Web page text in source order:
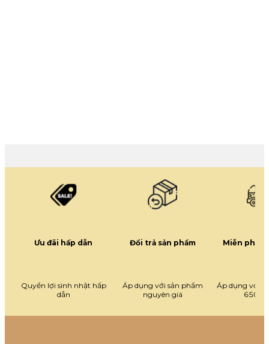
Ưu đãi hấp dẫn
Quyền lợi sinh nhật hấp
dẫn
Đổi trả sản phẩm
Áp dụng với sản phẩm
nguyên giá
Miễn phí
Áp dụng với